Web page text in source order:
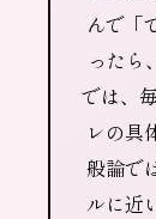
んで「
った
では、
レの具
般論で
ルに近